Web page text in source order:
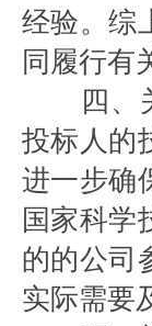
经验。综
同履行有
四、
投标人的
进一步确
国家科学
的的公司
实际需要